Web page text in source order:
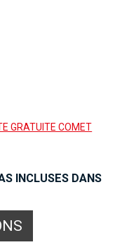
GRATUITE COMET
INCLUSES DANS